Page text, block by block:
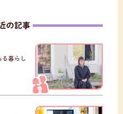
の記事
る暮らし